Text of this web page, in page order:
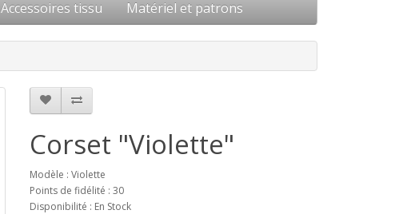
Accessoires tissu Matériel et patrons
Corset "Violette"
Modèle : Violette
Points de fidélité : 30
Disponibilité : En Stock